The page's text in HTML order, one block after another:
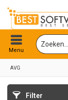
Menu
AVG
Filter